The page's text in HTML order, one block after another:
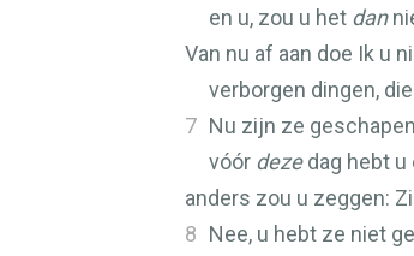
en u, zou u het dan
Van nu af aan doe Ik u
verborgen dingen,
7 Nu zijn ze
vóór dezedag hebt u
anders zou u zeggen:
8 Nee, u hebt ze niet